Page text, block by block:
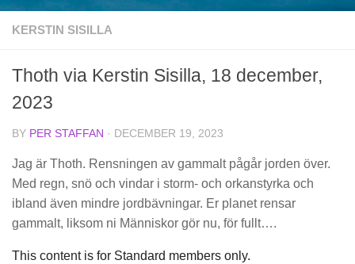
KERSTIN SISILLA
Thoth via Kerstin Sisilla, 18 december,
2023
BY PER STAFFAN · DECEMBER 19, 2023
Jag är Thoth. Rensningen av gammalt pågår jorden över.
Med regn, snö och vindar i storm- och orkanstyrka och
ibland även mindre jordbävningar. Er planet rensar
gammalt, liksom ni Människor gör nu, för fullt….
This content is for Standard members only.